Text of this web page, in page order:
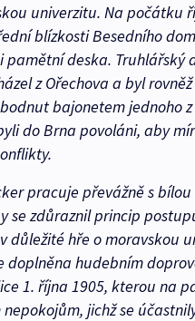
univerzitu. Na počátku
blízkosti Besedního
pamětní deska. Truhlářský
z Ořechova a byl
bajonetem jednoho
do Brna povoláni, aby
pracuje převážně s
se zdůraznil princip
důležité hře o moravskou
doplněna hudebním
1. října 1905, kterou na
jichž se